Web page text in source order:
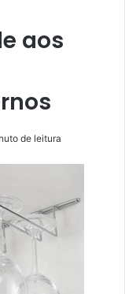
aos
de leitura